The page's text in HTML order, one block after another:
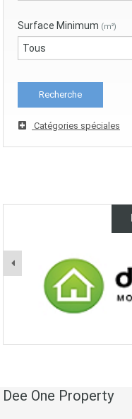
Surface Minimum (m²)
Catégories spéciales
Dee One Property